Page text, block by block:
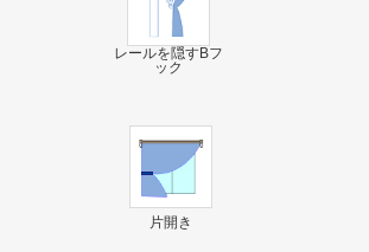
レールを隠すBフ
ック
片開き